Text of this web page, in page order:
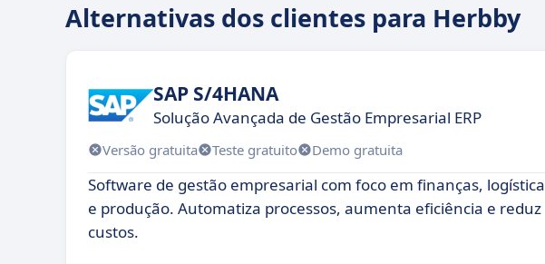
Alternativas dos clientes para Herbby
SAP S/4HANA
Solução Avançada de Gestão Empresarial ERP
Versão gratuita Teste gratuito Demo gratuita
Software de gestão empresarial com foco em finanças, logística
e produção. Automatiza processos, aumenta eficiência e reduz
custos.